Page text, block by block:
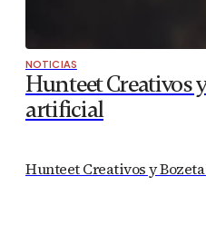
NOTICIAS
Hunteet Creativos
artificial
Hunteet Creativos y